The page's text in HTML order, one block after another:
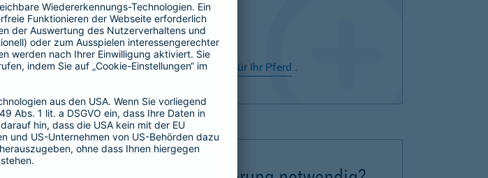
Leistungen gehört auch eineOP Versicherung für Ihr Pferd .